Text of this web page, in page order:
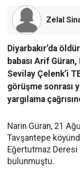
Zelal
Diyarbakır’da
babası Arif
Sevilay Çelenk’i
görüşme sonrası
yargılama
Narin Güran, 21
Tavşantepe
Eğertutmaz Deresi
bulunmuştu.